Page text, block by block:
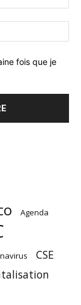
fois que je
Agenda
CSE